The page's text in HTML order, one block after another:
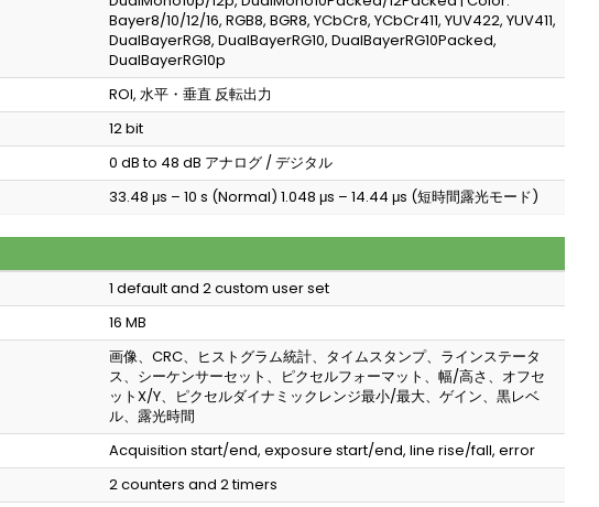
Bayer8/10/12/16, RGB8, BGR8, YCbCr8, YCbCr411, YUV422, YUV411,
DualBayerRG8, DualBayerRG10, DualBayerRG10Packed,
DualBayerRG10p
ROI, 水平・垂直 反転出力
12 bit
0 dB to 48 dB アナログ / デジタル
33.48 μs – 10 s (Normal) 1.048 μs – 14.44 μs (短時間露光モード)
1 default and 2 custom user set
16 MB
画像、CRC、ヒストグラム統計、タイムスタンプ、ラインステータ
ス、シーケンサーセット、ピクセルフォーマット、幅/高さ、オフセ
ットX/Y、ピクセルダイナミックレンジ最小/最大、ゲイン、黒レベ
ル、露光時間
Acquisition start/end, exposure start/end, line rise/fall, error
2 counters and 2 timers